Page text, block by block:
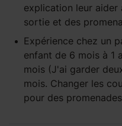
explication leur aider
sortie et des
Expérience chez un
enfant de 6 mois à 1
mois (J'ai garder
mois. Changer les
pour des